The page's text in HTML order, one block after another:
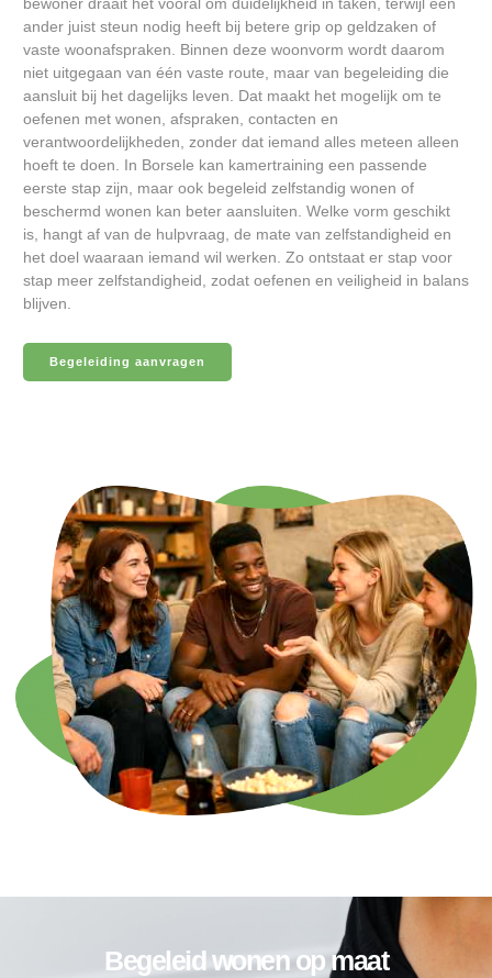
ander juist steun nodig heeft bij betere grip op geldzaken of
vaste woonafspraken. Binnen deze woonvorm wordt daarom
niet uitgegaan van één vaste route, maar van begeleiding die
aansluit bij het dagelijks leven. Dat maakt het mogelijk om te
oefenen met wonen, afspraken, contacten en
verantwoordelijkheden, zonder dat iemand alles meteen alleen
hoeft te doen. In Borsele kan kamertraining een passende
eerste stap zijn, maar ook begeleid zelfstandig wonen of
beschermd wonen kan beter aansluiten. Welke vorm geschikt
is, hangt af van de hulpvraag, de mate van zelfstandigheid en
het doel waaraan iemand wil werken. Zo ontstaat er stap voor
stap meer zelfstandigheid, zodat oefenen en veiligheid in balans
blijven.
Begeleiding aanvragen
Begeleid wonen op maat